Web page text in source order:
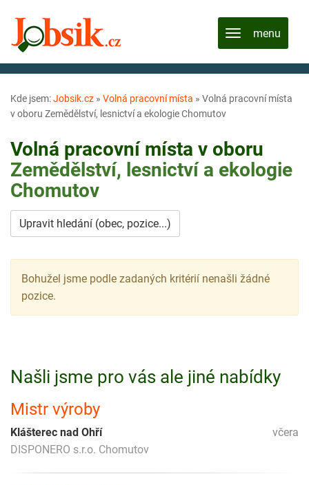
Kde jsem:Jobsik.cz » Volná pracovní místa » Volná pracovní místa
v oboru Zemědělství, lesnictví a ekologie Chomutov
Volná pracovní místa v oboru
Zemědělství, lesnictví a ekologie
Chomutov
Upravit hledání (obec, pozice...)
Bohužel jsme podle zadaných kritérií nenašli žádné
pozice.
Našli jsme pro vás ale jiné nabídky
Mistr výroby
včera
Klášterec nad Ohří
DISPONERO s.r.o. Chomutov